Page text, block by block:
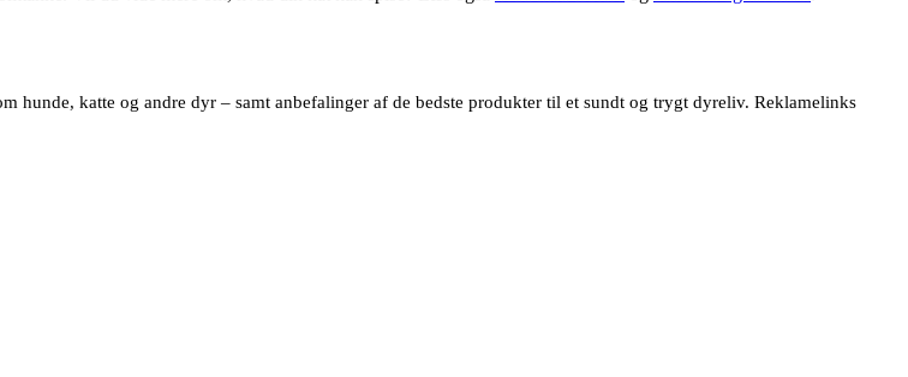
katte og andre dyr – samt anbefalinger af de bedste produkter til et sundt og trygt dyreliv. Reklamelinks